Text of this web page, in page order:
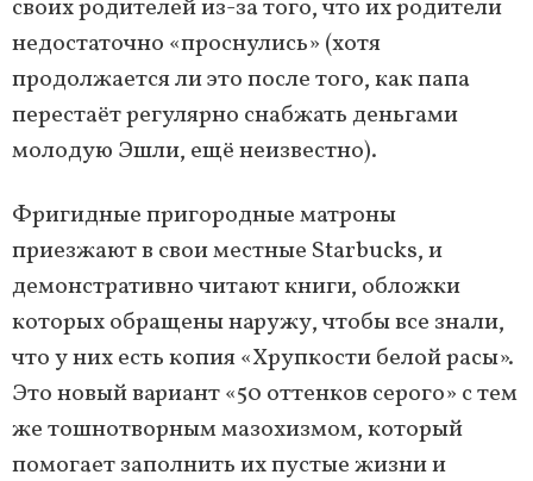
своих родителей из-за того, что их родители
недостаточно «проснулись» (хотя
продолжается ли это после того, как папа
перестаёт регулярно снабжать деньгами
молодую Эшли, ещё неизвестно).
Фригидные пригородные матроны
приезжают в свои местные Starbucks, и
демонстративно читают книги, обложки
которых обращены наружу, чтобы все знали,
что у них есть копия «Хрупкости белой расы».
Это новый вариант «50 оттенков серого» с тем
же тошнотворным мазохизмом, который
помогает заполнить их пустые жизни и